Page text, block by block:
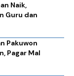
Naik,
Guru dan
Pakuwon
Pagar Mal